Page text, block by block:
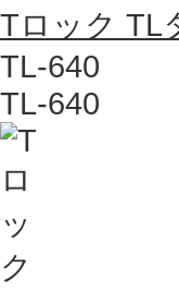
Tロック TL
TL-640
TL-640